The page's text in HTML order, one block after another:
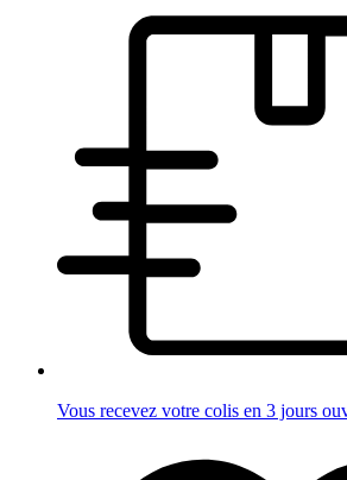
Vous recevez votre colis en 3 jours